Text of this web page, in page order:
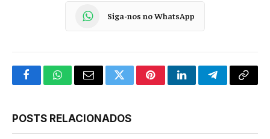
Siga-nos no WhatsApp
FacebookWhatsApp
Email TwitterPinterestLinkedInTelegramCopy
POSTS RELACIONADOS